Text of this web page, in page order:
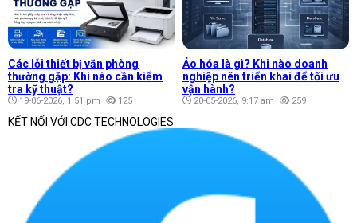
Các lỗi thiết bị văn phòng
thường gặp: Khi nào cần kiểm
tra kỹ thuật?
19-06-2026, 1:51 pm 125
Ảo hóa là gì? Khi nào doanh
nghiệp nên triển khai để tối ưu
vận hành?
20-05-2026, 9:17 am 259
KẾT NỐI VỚI CDC TECHNOLOGIES